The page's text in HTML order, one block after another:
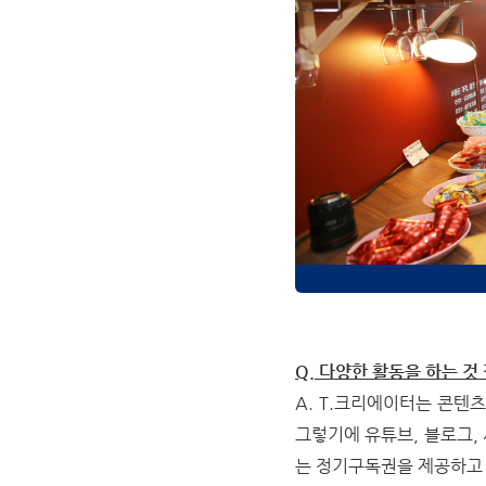
Q. 다양한 활동을 하는 것
A. T.크리에이터는 콘텐
그렇기에 유튜브, 블로그,
는 정기구독권을 제공하